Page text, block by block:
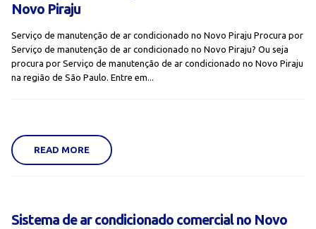
Novo Piraju
Serviço de manutenção de ar condicionado no Novo Piraju Procura por
Serviço de manutenção de ar condicionado no Novo Piraju? Ou seja
procura por Serviço de manutenção de ar condicionado no Novo Piraju
na região de São Paulo. Entre em...
READ MORE
Sistema de ar condicionado comercial no Novo